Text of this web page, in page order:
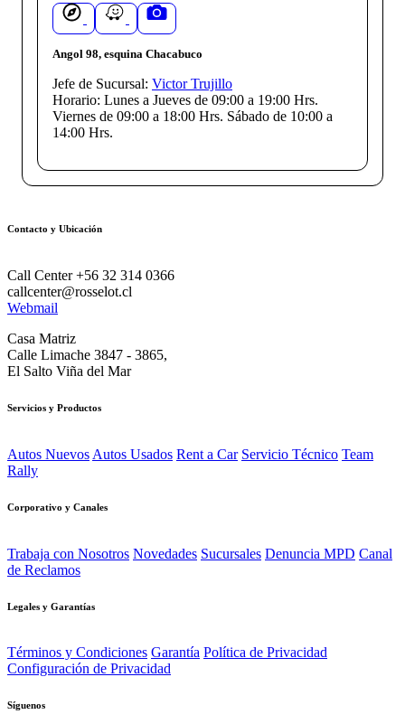
Angol 98, esquina Chacabuco
Jefe de Sucursal: Victor Trujillo
Horario: Lunes a Jueves de 09:00 a 19:00 Hrs.
Viernes de 09:00 a 18:00 Hrs. Sábado de 10:00 a
14:00 Hrs.
Contacto y Ubicación
Call Center +56 32 314 0366
callcenter@rosselot.cl
Webmail
Casa Matriz
Calle Limache 3847 - 3865,
El Salto Viña del Mar
Servicios y Productos
Autos Nuevos Autos Usados Rent a Car Servicio Técnico Team
Rally
Corporativo y Canales
Trabaja con Nosotros Novedades Sucursales Denuncia MPD Canal
de Reclamos
Legales y Garantías
Términos y Condiciones Garantía Política de Privacidad
Configuración de Privacidad
Síguenos